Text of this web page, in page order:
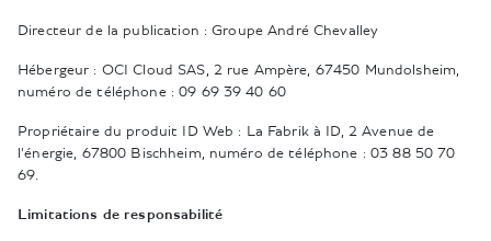
Directeur de la publication : Groupe André Chevalley
Hébergeur : OCI Cloud SAS, 2 rue Ampère, 67450 Mundolsheim,
numéro de téléphone : 09 69 39 40 60
Propriétaire du produit ID Web : La Fabrik à ID, 2 Avenue de
l’énergie, 67800 Bischheim, numéro de téléphone : 03 88 50 70
69.
Limitations de responsabilité